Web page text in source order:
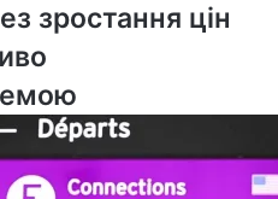
зростання цін